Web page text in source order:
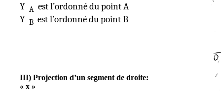
Y A est l’ordonné du point A
Y B est l’ordonné du point B
III) Projection d’un segment de droite:
« x »